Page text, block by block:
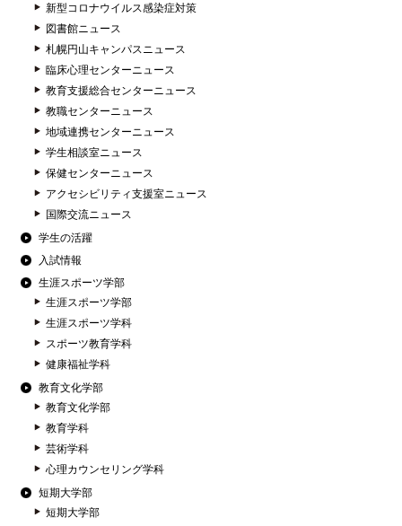
新型コロナウイルス感染症対策
図書館ニュース
札幌円山キャンパスニュース
臨床心理センターニュース
教育支援総合センターニュース
教職センターニュース
地域連携センターニュース
学生相談室ニュース
保健センターニュース
アクセシビリティ支援室ニュース
国際交流ニュース
学生の活躍
入試情報
生涯スポーツ学部
生涯スポーツ学部
生涯スポーツ学科
スポーツ教育学科
健康福祉学科
教育文化学部
教育文化学部
教育学科
芸術学科
心理カウンセリング学科
短期大学部
短期大学部